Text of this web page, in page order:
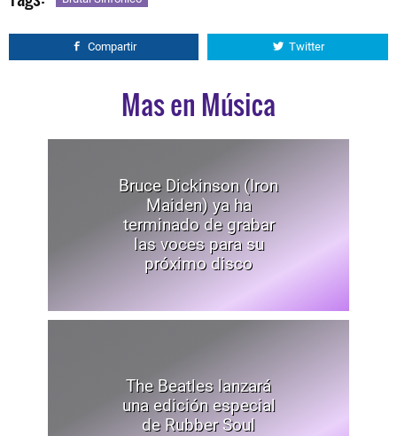
Compartir Twitter
Mas en Música
Bruce Dickinson (Iron
Maiden) ya ha
terminado de grabar
las voces para su
próximo disco
The Beatles lanzará
una edición especial
de Rubber Soul